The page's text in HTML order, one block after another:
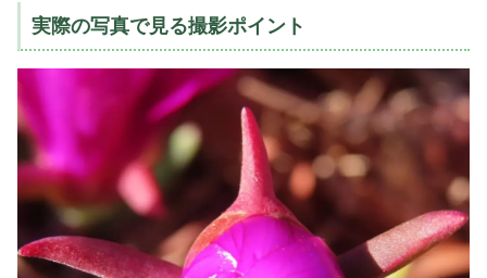
実際の写真で見る撮影ポイント